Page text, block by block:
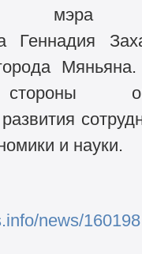
мэра
Геннадия
и науки.
news/160198